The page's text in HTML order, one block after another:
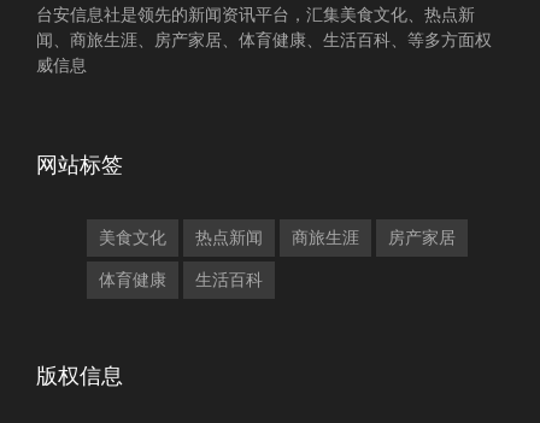
台安信息社是领先的新闻资讯平台，汇集美食文化、热点新
闻、商旅生涯、房产家居、体育健康、生活百科、等多方面权
威信息
网站标签
美食文化 热点新闻 商旅生涯 房产家居
体育健康 生活百科
版权信息